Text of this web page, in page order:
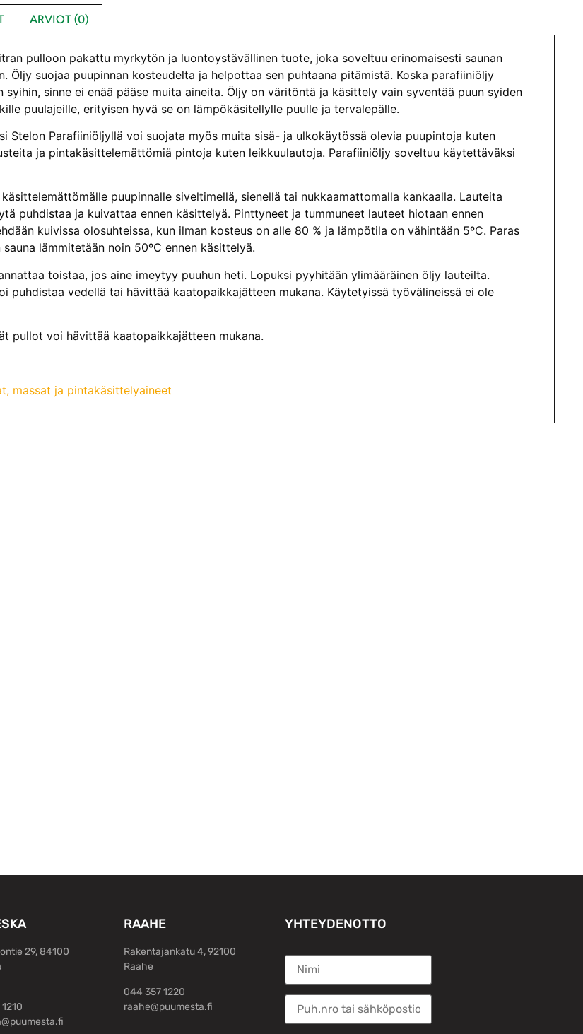
ARVIOT (0)
pulloon pakattu myrkytön ja luontoystävällinen tuote, joka soveltuu erinomaisesti saunan
Öljy suojaa puupinnan kosteudelta ja helpottaa sen puhtaana pitämistä. Koska parafiiniöljy
syihin, sinne ei enää pääse muita aineita. Öljy on väritöntä ja käsittely vain syventää puun syiden
puulajeille, erityisen hyvä se on lämpökäsitellylle puulle ja tervalepälle.
Stelon Parafiiniöljyllä voi suojata myös muita sisä- ja ulkokäytössä olevia puupintoja kuten
ja pintakäsittelemättömiä pintoja kuten leikkuulautoja. Parafiiniöljy soveltuu käytettäväksi
puupinnalle siveltimellä, sienellä tai nukkaamattomalla kankaalla. Lauteita
puhdistaa ja kuivattaa ennen käsittelyä. Pinttyneet ja tummuneet lauteet hiotaan ennen
kuivissa olosuhteissa, kun ilman kosteus on alle 80 % ja lämpötila on vähintään 5ºC. Paras
lämmitetään noin 50ºC ennen käsittelyä.
toistaa, jos aine imeytyy puuhun heti. Lopuksi pyyhitään ylimääräinen öljy lauteilta.
puhdistaa vedellä tai hävittää kaatopaikkajätteen mukana. Käytetyissä työvälineissä ei ole
pullot voi hävittää kaatopaikkajätteen mukana.
massat ja pintakäsittelyaineet
29, 84100
RAAHE
Rakentajankatu 4, 92100
Raahe
044 357 1220
raahe@puumesta.fi
YHTEYDENOTTO